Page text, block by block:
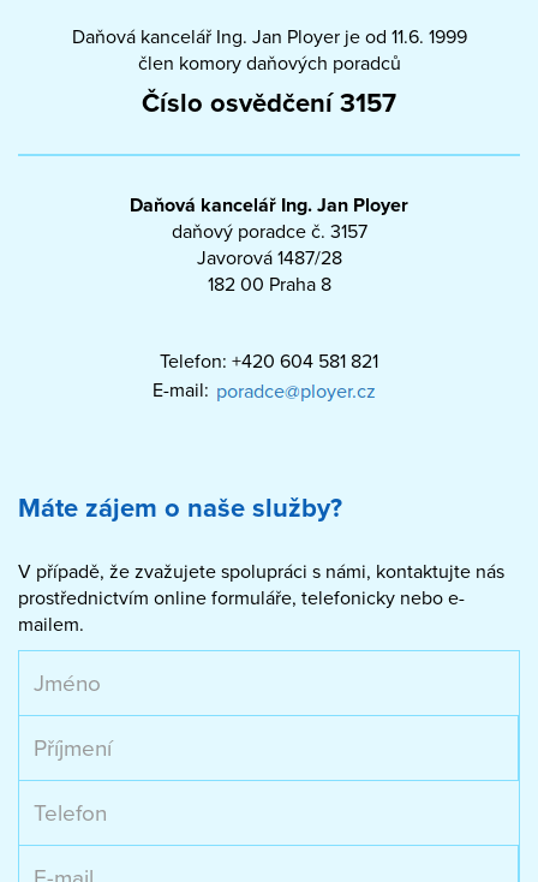
Daňová kancelář Ing. Jan Ployer je od 11.6. 1999
člen komory daňových poradců
Číslo osvědčení 3157
Daňová kancelář Ing. Jan Ployer
daňový poradce č. 3157
Javorová 1487/28
182 00 Praha 8
Telefon: +420 604 581 821
E-mail:
Máte zájem o naše služby?
V případě, že zvažujete spolupráci s námi, kontaktujte nás
prostřednictvím online formuláře, telefonicky nebo e-
mailem.